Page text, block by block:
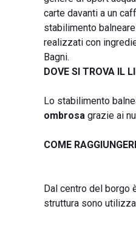
carte davanti a un
stabilimento
realizzati con
Bagni.
DOVE SI TROVA IL
Lo stabilimento
ombrosa grazie ai
COME
Dal centro del borgo
struttura sono